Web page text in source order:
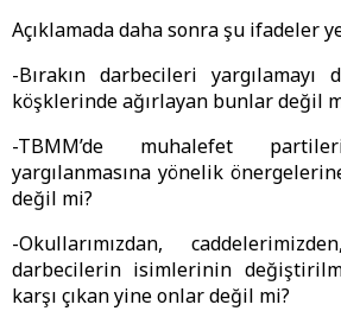
Açıklamada daha sonra şu ifadeler
-Bırakın darbecileri yargılamayı
köşklerinde ağırlayan bunlar değil
-TBMM’de muhalefet
yargılanmasına yönelik
değil mi?
-Okullarımızdan,
darbecilerin isimlerinin
karşı çıkan yine onlar değil mi?